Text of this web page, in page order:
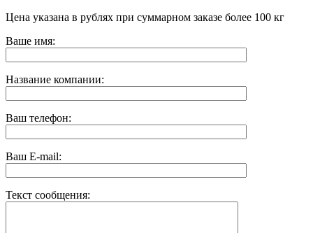
Цена указана в рублях при суммарном заказе более 100 кг
Ваше имя:
Название компании:
Ваш телефон:
Ваш E-mail:
Текст сообщения: